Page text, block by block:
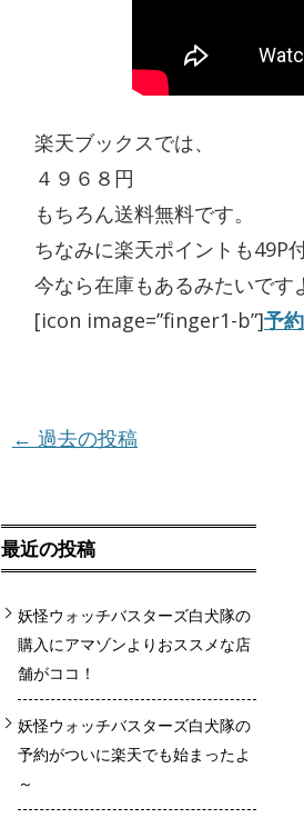
楽天ブックスでは、
４９６８円
もちろん送料無料です。
ちなみに楽天ポイントも49P
今なら在庫もあるみたいです
[icon image=”finger1-b”]予
投稿ナビゲーション
← 過去の投稿
最近の投稿
妖怪ウォッチバスターズ白犬隊の
購入にアマゾンよりおススメな店
舗がココ！
妖怪ウォッチバスターズ白犬隊の
予約がついに楽天でも始まったよ
～